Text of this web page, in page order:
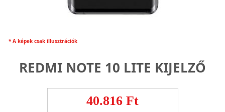
* A képek csak illusztrációk
REDMI NOTE 10 LITE KIJELZŐ
40.816 Ft